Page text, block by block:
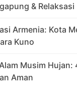
& Relaksasi
Armenia: Kota
Kuno
Musim Hujan:
Aman